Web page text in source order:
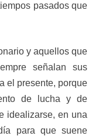
pasados que
y aquellos que
señalan sus
el presente, porque
de lucha y de
idealizarse, en una
para que suene